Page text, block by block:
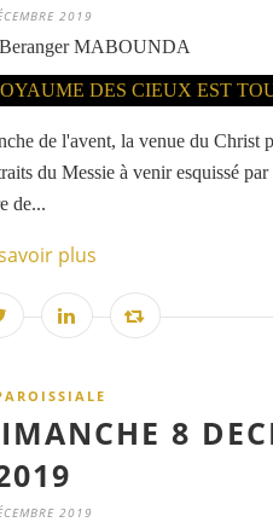
2019
MABOUNDA
de l'avent, la venue du Christ
du Messie à venir esquissé
de...
plus
8
2019